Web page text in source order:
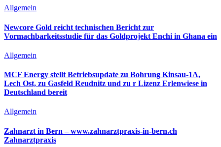
Allgemein
Newcore Gold reicht technischen Bericht zur
Vormachbarkeitsstudie für das Goldprojekt Enchi in Ghana ein
Allgemein
MCF Energy stellt Betriebsupdate zu Bohrung Kinsau-1A,
Lech Ost, zu Gasfeld Reudnitz und zu r Lizenz Erlenwiese in
Deutschland bereit
Allgemein
Zahnarzt in Bern – www.zahnarztpraxis-in-bern.ch
Zahnarztpraxis